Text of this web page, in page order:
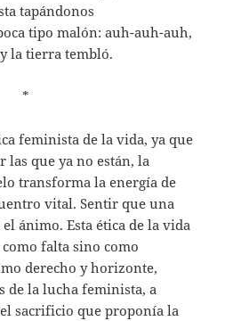
tapándonos
tipo malón: auh-auh-auh,
la tierra tembló.
*
feminista de la vida, ya que
que ya no están, la
transforma la energía de
vital. Sentir que una
ánimo. Esta ética de la vida
falta sino como
derecho y horizonte,
de la lucha feminista, a
sacrificio que proponía la